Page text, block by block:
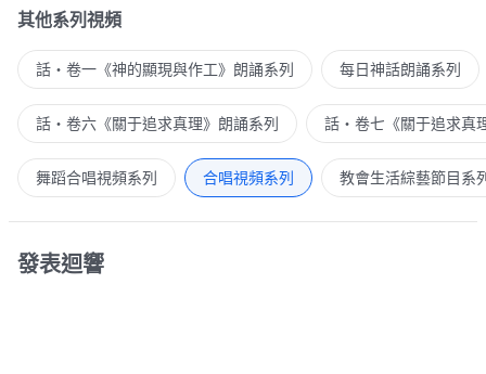
其他系列視頻
話・卷一《神的顯現與作工》朗誦系列 每日神話朗誦系列
話・卷六《關于追求真理》朗誦系列 話・卷七《關于追求真
舞蹈合唱視頻系列 合唱視頻系列 教會生活綜藝節目系
發表迴響